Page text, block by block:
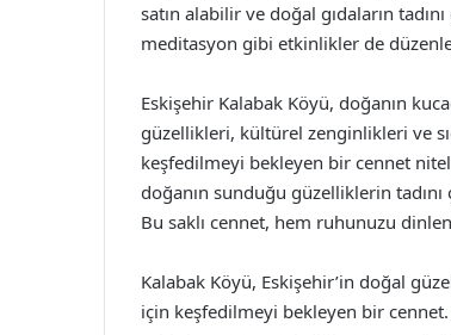
satın alabilir ve doğal gıdaların
meditasyon gibi etkinlikler de
Eskişehir Kalabak Köyü, doğanın
güzellikleri, kültürel zenginlikleri ve
keşfedilmeyi bekleyen bir cennet
doğanın sunduğu güzelliklerin
Bu saklı cennet, hem ruhunuzu
Kalabak Köyü, Eskişehir’in doğal
için keşfedilmeyi bekleyen bir